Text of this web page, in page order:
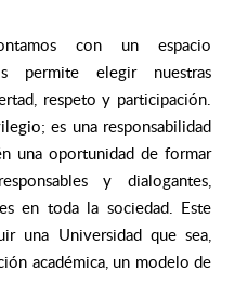
con un espacio
permite elegir nuestras
respeto y participación.
es una responsabilidad
una oportunidad de formar
y dialogantes,
en toda la sociedad. Este
una Universidad que sea,
académica, un modelo de